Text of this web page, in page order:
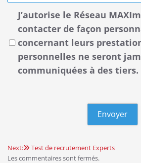
J’autorise le Réseau
contacter de façon
concernant leurs
personnelles ne seront
communiquées à des tiers.
Navigation
Next:
Test de recrutement Experts
Les commentaires sont fermés.